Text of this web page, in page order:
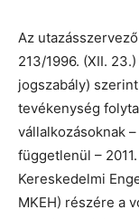
Az
213/1996. (XII.
jogszabály)
tevékenység
vállalkozásoknak
függetlenül –
Kereskedelmi
MKEH) részére a